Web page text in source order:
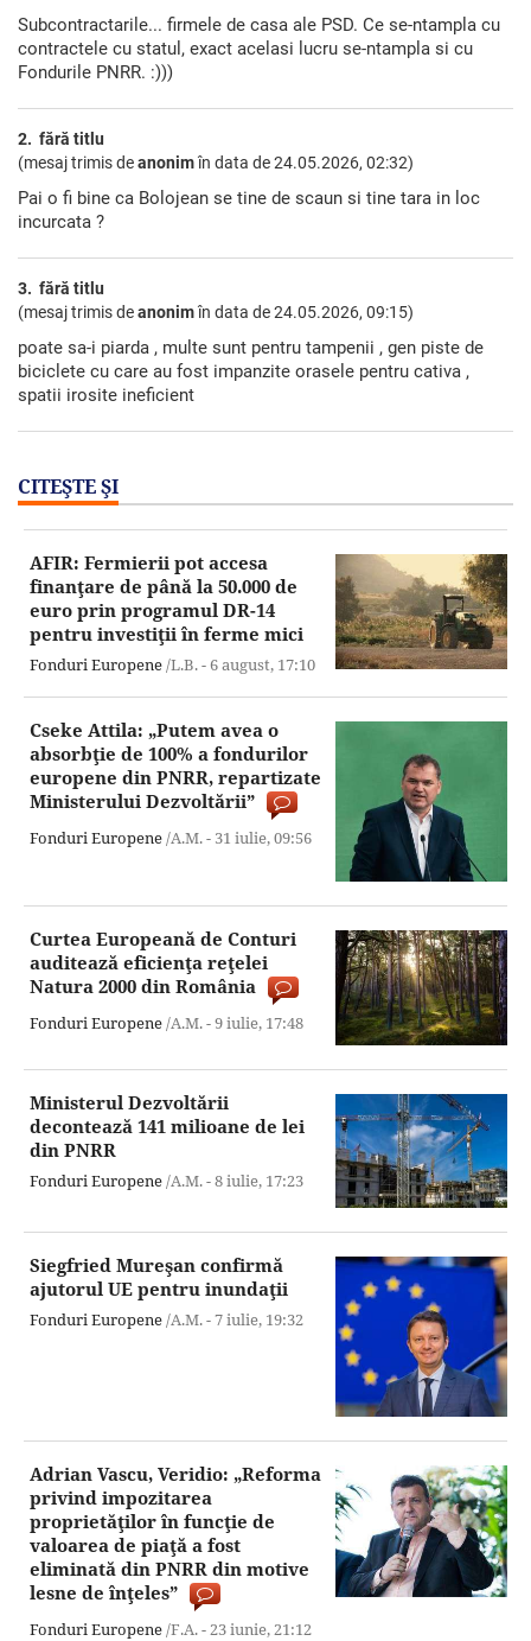
Subcontractarile... firmele de casa ale PSD. Ce se-ntampla cu
contractele cu statul, exact acelasi lucru se-ntampla si cu
Fondurile PNRR. :)))
2. fără titlu
(mesaj trimis deanonimîn data de24.05.2026, 02:32)
Pai o fi bine ca Bolojean se tine de scaun si tine tara in loc
incurcata ?
3. fără titlu
(mesaj trimis deanonimîn data de24.05.2026, 09:15)
poate sa-i piarda , multe sunt pentru tampenii , gen piste de
biciclete cu care au fost impanzite orasele pentru cativa ,
spatii irosite ineficient
CITEŞTE ŞI
AFIR: Fermierii pot accesa
finanţare de până la 50.000 de
euro prin programul DR-14
pentru investiţii în ferme mici
Fonduri Europene/L.B. -6 august, 17:10
Cseke Attila: „Putem avea o
absorbţie de 100% a fondurilor
europene din PNRR, repartizate
Ministerului Dezvoltării”
Fonduri Europene/A.M. - 31 iulie,09:56
Curtea Europeană de Conturi
auditează eficienţa reţelei
Natura 2000 din România
Fonduri Europene/A.M. -9 iulie, 17:48
Ministerul Dezvoltării
decontează 141 milioane de lei
din PNRR
Fonduri Europene /A.M. -8 iulie, 17:23
Siegfried Mureşan confirmă
ajutorul UE pentru inundaţii
Fonduri Europene/A.M. -7 iulie, 19:32
Adrian Vascu, Veridio: „Reforma
privind impozitarea
proprietăţilor în funcţie de
valoarea de piaţă a fost
eliminată din PNRR din motive
lesne de înţeles”
Fonduri Europene/F.A. -23 iunie,21:12